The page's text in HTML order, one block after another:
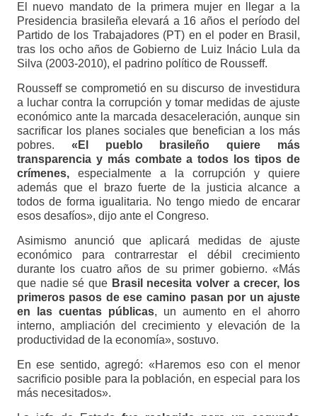
El nuevo mandato de la primera mujer en llegar a la
Presidencia brasileña elevará a 16 años el período del
Partido de los Trabajadores (PT) en el poder en Brasil,
tras los ocho años de Gobierno de Luiz Inácio Lula da
Silva (2003-2010), el padrino político de Rousseff.
Rousseff se comprometió en su discurso de investidura
a luchar contra la corrupción y tomar medidas de ajuste
económico ante la marcada desaceleración, aunque sin
sacrificar los planes sociales que benefician a los más
pobres. «El pueblo brasileño quiere más
transparencia y más combate a todos los tipos de
crímenes,especialmente a la corrupción y quiere
además que el brazo fuerte de la justicia alcance a
todos de forma igualitaria. No tengo miedo de encarar
esos desafíos», dijo ante el Congreso.
Asimismo anunció que aplicará medidas de ajuste
económico para contrarrestar el débil crecimiento
durante los cuatro años de su primer gobierno. «Más
que nadie sé que Brasil necesita volver a crecer, los
primeros pasos de ese camino pasan por un ajuste
en las cuentas públicas, un aumento en el ahorro
interno, ampliación del crecimiento y elevación de la
productividad de la economía», sostuvo.
En ese sentido, agregó: «Haremos eso con el menor
sacrificio posible para la población, en especial para los
más necesitados».